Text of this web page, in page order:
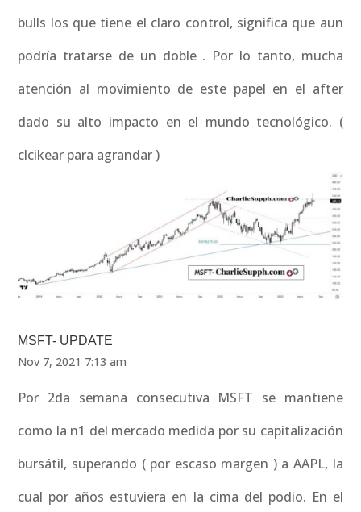
bulls los que tiene el claro control, significa que aun
podría tratarse de un doble . Por lo tanto, mucha
atención al movimiento de este papel en el after
dado su alto impacto en el mundo tecnológico. (
clcikear para agrandar )
MSFT- UPDATE
Nov 7, 2021 7:13 am
Por 2da semana consecutiva MSFT se mantiene
como la n1 del mercado medida por su capitalización
bursátil, superando ( por escaso margen ) a AAPL, la
cual por años estuviera en la cima del podio. En el